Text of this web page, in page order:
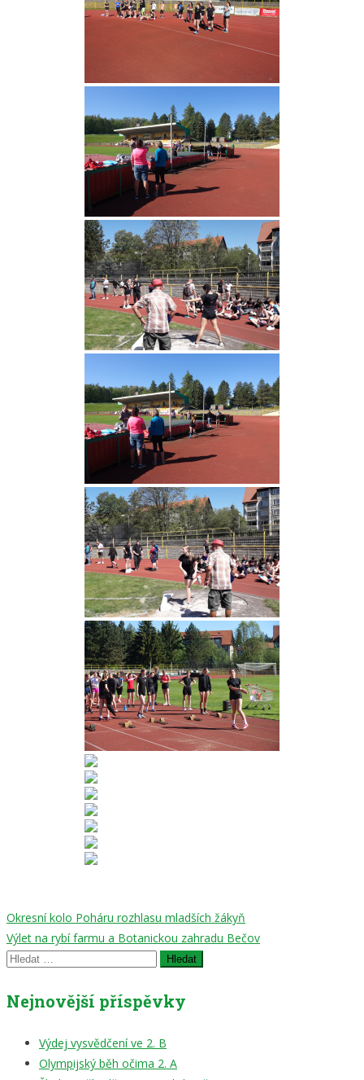
Navigace
pro
příspěvek
Okresní kolo Poháru rozhlasu mladších žákyň
Výlet na rybí farmu a Botanickou zahradu Bečov
Vyhledávání
Nejnovější příspěvky
Výdej vysvědčení ve 2. B
Olympijský běh očima 2. A